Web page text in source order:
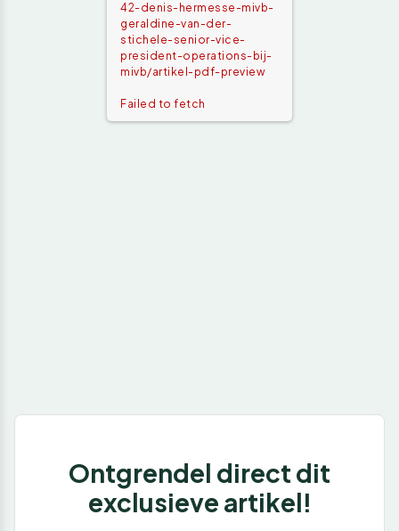
42-denis-hermesse-mivb-
geraldine-van-der-
stichele-senior-vice-
president-operations-bij-
mivb/artikel-pdf-preview
Failed to fetch
Ontgrendel direct dit
exclusieve artikel!